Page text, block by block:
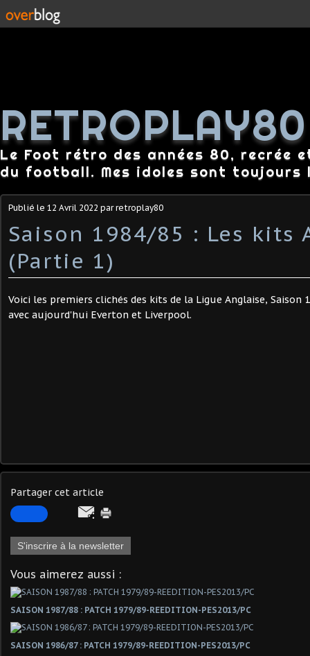
RETROPLAY80
Le Foot rétro des années 80, recrée
du football. Mes idoles sont toujours
Publié le 12 Avril 2022 par retroplay80
Saison 1984/85 : Les kits
(Partie 1)
Voici les premiers clichés des kits de la Ligue Anglaise, Saison
avec aujourd'hui Everton et Liverpool.
Partager cet article
S'inscrire à la newsletter
Vous aimerez aussi :
SAISON 1987/88 : PATCH 1979/89-REEDITION-PES2013/PC
SAISON 1986/87 : PATCH 1979/89-REEDITION-PES2013/PC